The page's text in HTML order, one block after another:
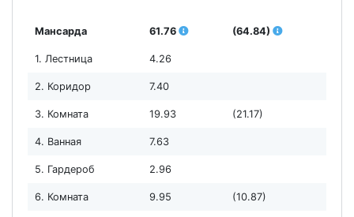
Мансарда 61.76 (64.84)
1. Лестница 4.26
2. Коридор 7.40
3. Комната 19.93 (21.17)
4. Ванная 7.63
5. Гардероб 2.96
6. Комната 9.95 (10.87)